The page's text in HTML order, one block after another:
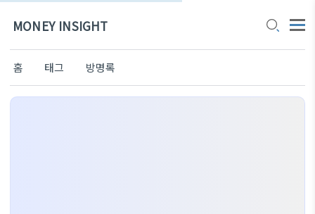
MONEY INSIGHT
홈 태그 방명록